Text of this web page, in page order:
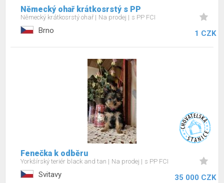
Německý ohař krátkosrstý s PP
Německý krátkosrstý ohař Na prodej s PP FCI
Brno 1 CZK
Fenečka k odběru
Yorkšírský teriér black and tan Na prodej s PP FCI
Svitavy 35 000 CZK